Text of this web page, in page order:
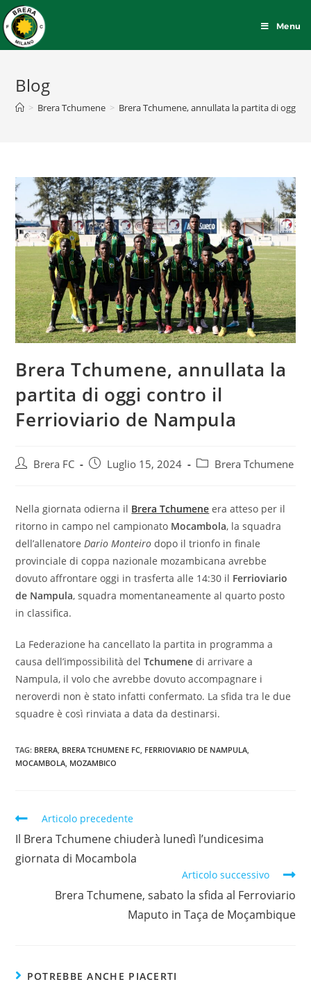
Menu
Blog
> Brera Tchumene > Brera Tchumene, annullata la partita di oggi
Brera Tchumene, annullata la
partita di oggi contro il
Ferrioviario de Nampula
Brera FC Luglio 15, 2024 Brera Tchumene
Nella giornata odierna il Brera Tchumene era atteso per il
ritorno in campo nel campionato Mocambola, la squadra
dell’allenatoreDario Monteirodopo il trionfo in finale
provinciale di coppa nazionale mozambicana avrebbe
dovuto affrontare oggi in trasferta alle 14:30 il Ferrioviario
de Nampula, squadra momentaneamente al quarto posto
in classifica.
La Federazione ha cancellato la partita in programma a
causa dell’impossibilità delTchumenedi arrivare a
Nampula, il volo che avrebbe dovuto accompagnare i
neroverdi non è stato infatti confermato. La sfida tra le due
squadre è così rinviata a data da destinarsi.
TAG: BRERA BRERA TCHUMENE FC FERRIOVIARIO DE NAMPULA
MOCAMBOLA MOZAMBICO
Articolo precedente
Il Brera Tchumene chiuderà lunedì l’undicesima
giornata di Mocambola
Articolo successivo
Brera Tchumene, sabato la sfida al Ferroviario
Maputo in Taça de Moçambique
POTREBBE ANCHE PIACERTI